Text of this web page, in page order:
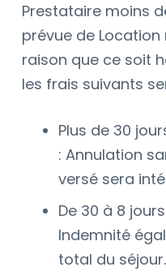
Prestataire moins
prévue de
raison que ce soit
les frais suivants
Plus de 30
: Annulation
versé sera
De 30 à 8
Indemnité
total du séjour.